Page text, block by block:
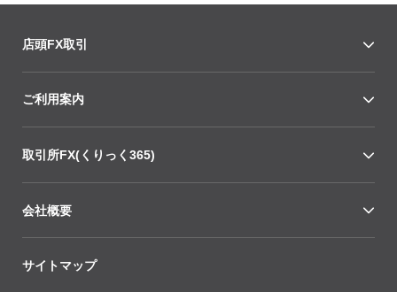
店頭FX取引
ご利用案内
取引所FX(くりっく365)
会社概要
サイトマップ